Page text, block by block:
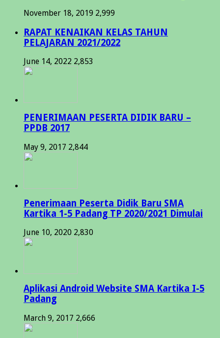
November 18, 2019 2,999
RAPAT KENAIKAN KELAS TAHUN
PELAJARAN 2021/2022
June 14, 2022 2,853
PENERIMAAN PESERTA DIDIK BARU –
PPDB 2017
May 9, 2017 2,844
Penerimaan Peserta Didik Baru SMA
Kartika 1-5 Padang TP 2020/2021 Dimulai
June 10, 2020 2,830
Aplikasi Android Website SMA Kartika I-5
Padang
March 9, 2017 2,666